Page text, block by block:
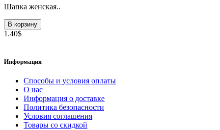
Шапка женская..
В корзину
1.40$
Информация
Способы и условия оплаты
О нас
Информация о доставке
Политика безопасности
Условия соглашения
Товары со скидкой